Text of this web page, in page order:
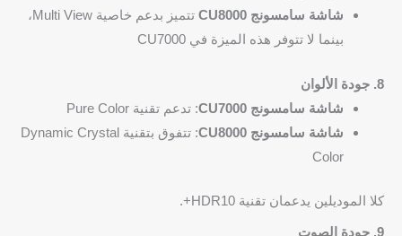
شاشة سامسونج CU8000
تتميز بدعم خاصية Multi View،
بينما لا تتوفر هذه الميزة في CU7000
8. جودة الألوان
شاشة سامسونج CU7000
: تدعم تقنية Pure Color
شاشة سامسونج CU8000
: تتفوق بتقنية Dynamic Crystal
Color
كلا الموديلين يدعمان تقنية HDR10+.
9. جودة الصوت